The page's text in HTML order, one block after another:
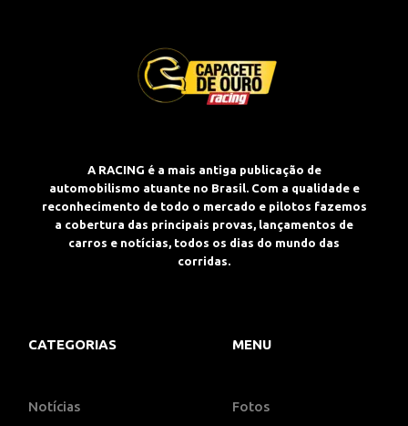
A RACING é a mais antiga publicação de
automobilismo atuante no Brasil. Com a qualidade e
reconhecimento de todo o mercado e pilotos fazemos
a cobertura das principais provas, lançamentos de
carros e notícias, todos os dias do mundo das
corridas.
CATEGORIAS
Notícias
MENU
Fotos